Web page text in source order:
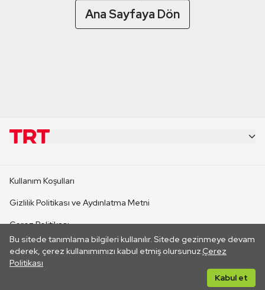
Ana Sayfaya Dön
Bu sitede tanımlama bilgileri kullanılır. Sitede gezinmeye devam
ederek, çerez kullanımımızı kabul etmiş olursunuz.Çerez
Politikası
Kabul et
CANLI YAYINLAR
Kullanım Koşulları
Gizlilik Politikası ve Aydınlatma Metni
Çerez Politikası
İletişim
Her hakkı saklıdır. ©2026 TRT. Bağlantı yoluyla gidilen dış